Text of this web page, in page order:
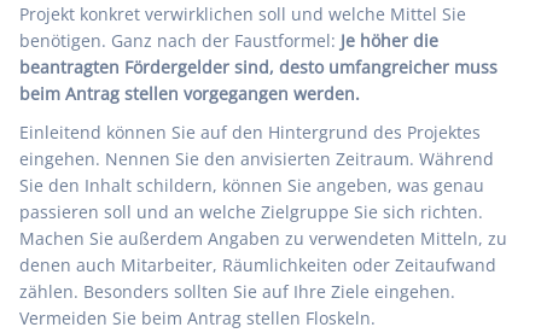
Projekt konkret verwirklichen soll und welche Mittel Sie
benötigen. Ganz nach der Faustformel: Je höher die
beantragten Fördergelder sind, desto umfangreicher muss
beim Antrag stellen vorgegangen werden.
Einleitend können Sie auf den Hintergrund des Projektes
eingehen. Nennen Sie den anvisierten Zeitraum. Während
Sie den Inhalt schildern, können Sie angeben, was genau
passieren soll und an welche Zielgruppe Sie sich richten.
Machen Sie außerdem Angaben zu verwendeten Mitteln, zu
denen auch Mitarbeiter, Räumlichkeiten oder Zeitaufwand
zählen. Besonders sollten Sie auf Ihre Ziele eingehen.
Vermeiden Sie beim Antrag stellen Floskeln.